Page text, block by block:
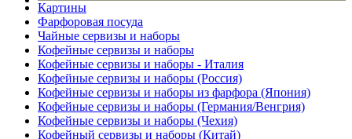
Картины
Фарфоровая посуда
Чайные сервизы и наборы
Кофейные сервизы и наборы
Кофейные сервизы и наборы - Италия
Кофейные сервизы и наборы (Россия)
Кофейные сервизы и наборы из фарфора (Япония)
Кофейные сервизы и наборы (Германия/Венгрия)
Кофейные сервизы и наборы (Чехия)
Кофейный сервизы и наборы (Китай)